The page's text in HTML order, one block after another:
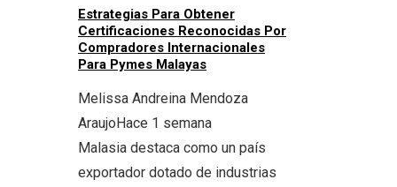
Estrategias Para Obtener
Certificaciones Reconocidas Por
Compradores Internacionales
Para Pymes Malayas
Melissa Andreina Mendoza
AraujoHace 1 semana
Malasia destaca como un país
exportador dotado de industrias